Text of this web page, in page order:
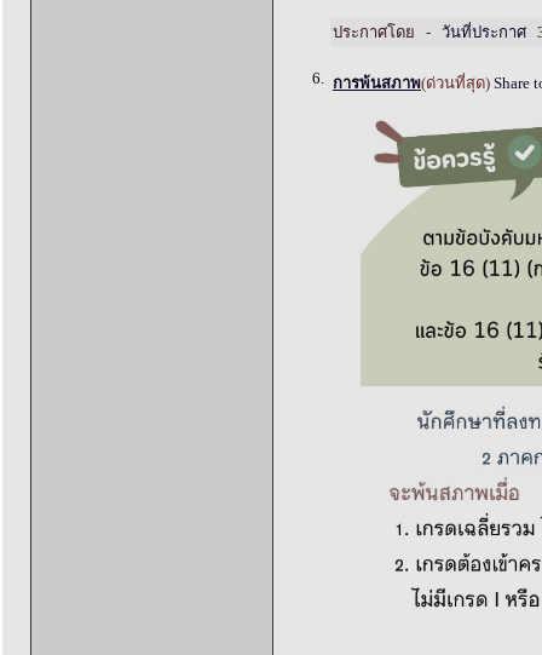
ประกาศโดย - วันที่ประกาศ
6. การพ้นสภาพ(ด่วนที่สุด) Share